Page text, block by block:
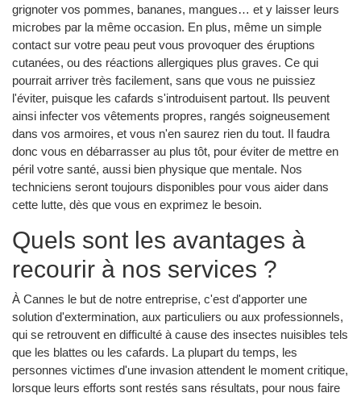
grignoter vos pommes, bananes, mangues… et y laisser leurs
microbes par la même occasion. En plus, même un simple
contact sur votre peau peut vous provoquer des éruptions
cutanées, ou des réactions allergiques plus graves. Ce qui
pourrait arriver très facilement, sans que vous ne puissiez
l'éviter, puisque les cafards s'introduisent partout. Ils peuvent
ainsi infecter vos vêtements propres, rangés soigneusement
dans vos armoires, et vous n'en saurez rien du tout. Il faudra
donc vous en débarrasser au plus tôt, pour éviter de mettre en
péril votre santé, aussi bien physique que mentale. Nos
techniciens seront toujours disponibles pour vous aider dans
cette lutte, dès que vous en exprimez le besoin.
Quels sont les avantages à
recourir à nos services ?
À Cannes le but de notre entreprise, c'est d'apporter une
solution d'extermination, aux particuliers ou aux professionnels,
qui se retrouvent en difficulté à cause des insectes nuisibles tels
que les blattes ou les cafards. La plupart du temps, les
personnes victimes d'une invasion attendent le moment critique,
lorsque leurs efforts sont restés sans résultats, pour nous faire